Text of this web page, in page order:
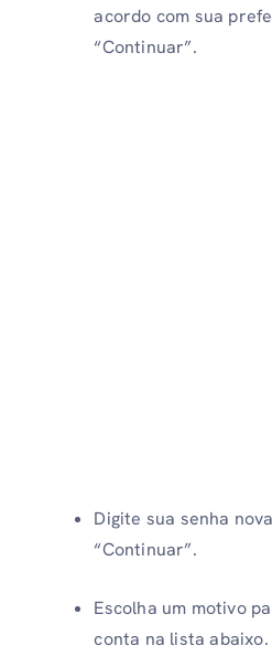
acordo com sua
“Continuar”.
Digite sua senha
“Continuar”.
Escolha um motivo
conta na lista abaixo.